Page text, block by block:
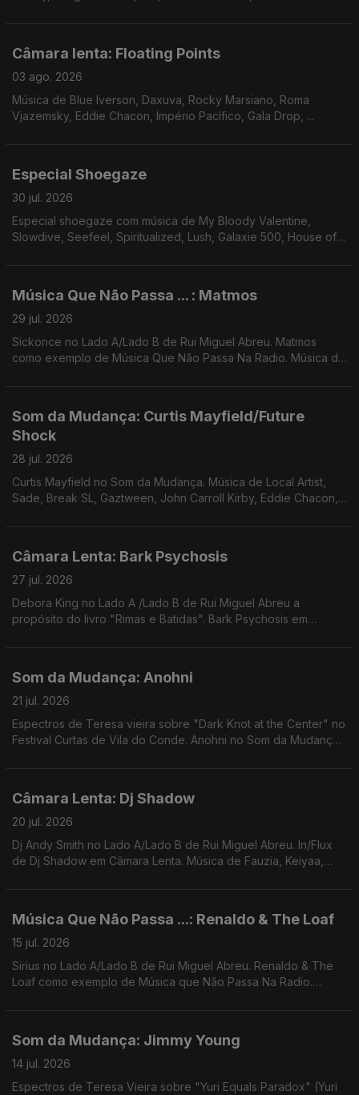
Câmara lenta: Floating Points
03 ago. 2026
Música de Blue Iverson, Daxuva, Rocky Marsiano, Roma
Vjazemsky, Eddie Chacon, Império Pacífico, Gala Drop, ...
Especial Shoegaze
30 jul. 2026
Especial shoegaze com música de My Bloody Valentine,
Slowdive, Seefeel, Spiritualized, Lush, Galaxie 500, House of
Música Que Não Passa ... : Matmos
29 jul. 2026
Sickonce no Lado A/Lado B de Rui Miguel Abreu. Matmos
como exemplo de Música Que Não Passa Na Radio. Música de
Som da Mudança: Curtis Mayfield/Future
Shock
28 jul. 2026
Curtis Mayfield no Som da Mudança. Música de Local Artist,
Sade, Break SL, Gaztween, John Carroll Kirby, Eddie Chacon,
Câmara Lenta: Bark Psychosis
27 jul. 2026
Debora King no Lado A /Lado B de Rui Miguel Abreu a
propósito do livro "Rimas e Batidas". Bark Psychosis em
Som da Mudança: Anohni
21 jul. 2026
Espectros de Teresa vieira sobre "Dark Knot at the Center" no
Festival Curtas de Vila do Conde. Anohni no Som da Mudança.
Câmara Lenta: Dj Shadow
20 jul. 2026
Dj Andy Smith no Lado A/Lado B de Rui Miguel Abreu. In/Flux
de Dj Shadow em Câmara Lenta. Música de Fauzia, Keiyaa,
Música Que Não Passa ...: Renaldo & The Loaf
15 jul. 2026
Sirius no Lado A/Lado B de Rui Miguel Abreu. Renaldo & The
Loaf como exemplo de Música que Não Passa Na Radio.
Som da Mudança: Jimmy Young
14 jul. 2026
Espectros de Teresa Vieira sobre "Yuri Equals Paradox" (Yuri